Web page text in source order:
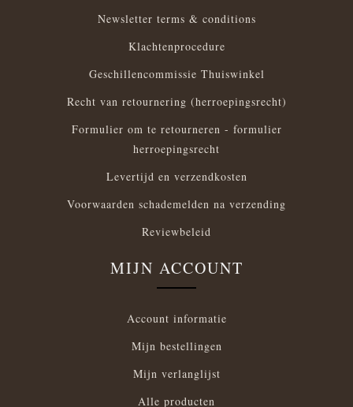
Newsletter terms & conditions
Klachtenprocedure
Geschillencommissie Thuiswinkel
Recht van retournering (herroepingsrecht)
Formulier om te retourneren - formulier
herroepingsrecht
Levertijd en verzendkosten
Voorwaarden schademelden na verzending
Reviewbeleid
MIJN ACCOUNT
Account informatie
Mijn bestellingen
Mijn verlanglijst
Alle producten